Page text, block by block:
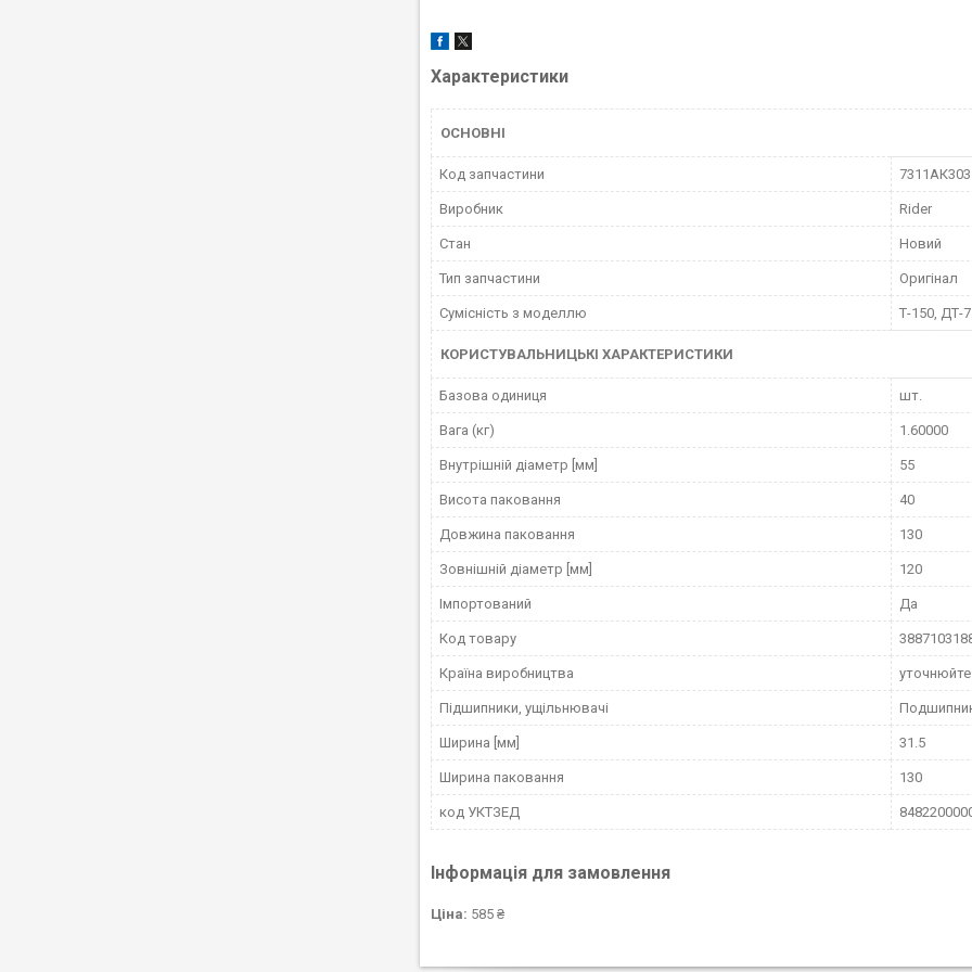
Характеристики
ОСНОВНІ
Код запчастини
Виробник Rider
Стан Новий
Тип запчастини Оригінал
Сумісність з моделлю Т-150, ДТ-
КОРИСТУВАЛЬНИЦЬКІ ХАРАКТЕРИСТИКИ
Базова одиниця шт.
Вага (кг) 1.60000
Внутрішній діаметр [мм] 55
Висота паковання 40
Довжина паковання 130
Зовнішній діаметр [мм] 120
Імпортований Да
Код товару
Країна виробництва уточнюйте
Підшипники, ущільнювачі
Ширина [мм] 31.5
Ширина паковання 130
код УКТЗЕД
Інформація для замовлення
Ціна: 585 ₴